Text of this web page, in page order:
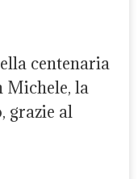
centenaria
Michele, la
grazie al